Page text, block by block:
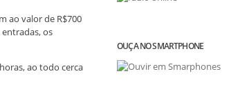
ao valor de R$700
os
ao todo cerca
OUÇA NO SMARTPHONE